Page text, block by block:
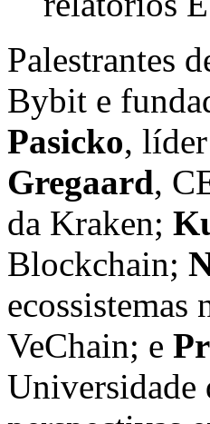
Palestrantes
Bybit e
Pasicko,
Gregaard,
da Kraken;
Blockchain;
VeChain; e
Universidade